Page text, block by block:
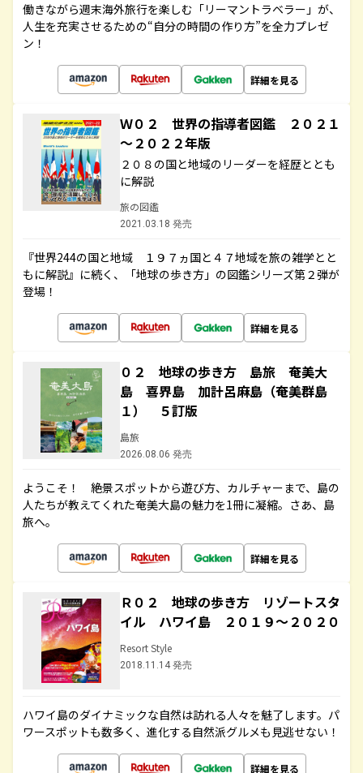
働きながら週末海外旅行を楽しむ「リーマントラベラー」が、
人生を充実させるための“自分の時間の作り方”を全力プレゼ
ン！
詳細を見る
Ｗ０２ 世界の指導者図鑑 ２０２１
～２０２２年版
２０８の国と地域のリーダーを経歴ととも
に解説
旅の図鑑
2021.03.18 発売
『世界244の国と地域 １９７ヵ国と４７地域を旅の雑学とと
もに解説』に続く、「地球の歩き方」の図鑑シリーズ第２弾が
登場！
詳細を見る
０２ 地球の歩き方 島旅 奄美大
島 喜界島 加計呂麻島（奄美群島
１） ５訂版
島旅
2026.08.06 発売
ようこそ！ 絶景スポットから遊び方、カルチャーまで、島の
人たちが教えてくれた奄美大島の魅力を1冊に凝縮。さあ、島
旅へ。
詳細を見る
Ｒ０２ 地球の歩き方 リゾートスタ
イル ハワイ島 ２０１９～２０２０
Resort Style
2018.11.14 発売
ハワイ島のダイナミックな自然は訪れる人々を魅了します。パ
ワースポットも数多く、進化する自然派グルメも見逃せない！
詳細を見る